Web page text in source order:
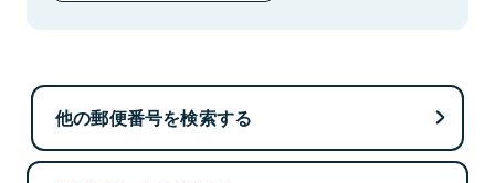
他の郵便番号を検索する